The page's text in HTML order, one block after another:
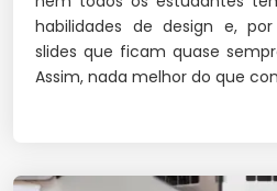
habilidades de design e,
slides que ficam quase
Assim, nada melhor do que